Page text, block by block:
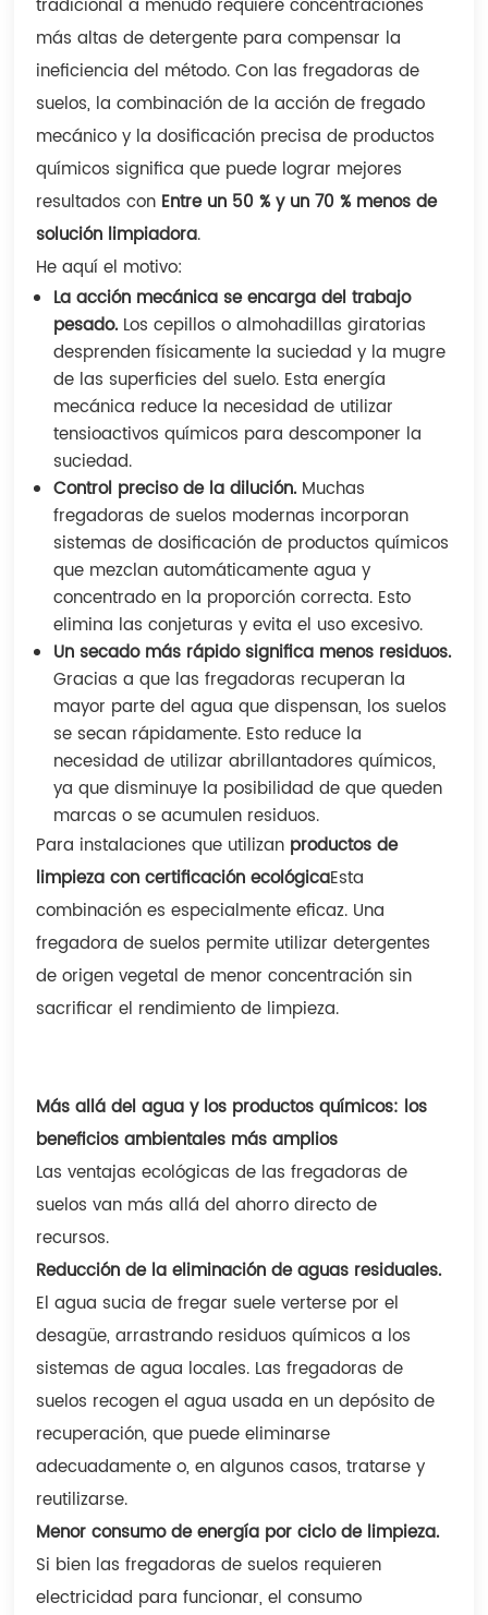
tradicional a menudo requiere concentraciones
más altas de detergente para compensar la
ineficiencia del método. Con las fregadoras de
suelos, la combinación de la acción de fregado
mecánico y la dosificación precisa de productos
químicos significa que puede lograr mejores
resultados con Entre un 50 % y un 70 % menos de
solución limpiadora.
He aquí el motivo:
La acción mecánica se encarga del trabajo
pesado.Los cepillos o almohadillas giratorias
desprenden físicamente la suciedad y la mugre
de las superficies del suelo. Esta energía
mecánica reduce la necesidad de utilizar
tensioactivos químicos para descomponer la
suciedad.
Control preciso de la dilución.Muchas
fregadoras de suelos modernas incorporan
sistemas de dosificación de productos químicos
que mezclan automáticamente agua y
concentrado en la proporción correcta. Esto
elimina las conjeturas y evita el uso excesivo.
Un secado más rápido significa menos residuos.
Gracias a que las fregadoras recuperan la
mayor parte del agua que dispensan, los suelos
se secan rápidamente. Esto reduce la
necesidad de utilizar abrillantadores químicos,
ya que disminuye la posibilidad de que queden
marcas o se acumulen residuos.
Para instalaciones que utilizan productos de
limpieza con certificación ecológicaEsta
combinación es especialmente eficaz. Una
fregadora de suelos permite utilizar detergentes
de origen vegetal de menor concentración sin
sacrificar el rendimiento de limpieza.
Más allá del agua y los productos químicos: los
beneficios ambientales más amplios
Las ventajas ecológicas de las fregadoras de
suelos van más allá del ahorro directo de
recursos.
Reducción de la eliminación de aguas residuales.
El agua sucia de fregar suele verterse por el
desagüe, arrastrando residuos químicos a los
sistemas de agua locales. Las fregadoras de
suelos recogen el agua usada en un depósito de
recuperación, que puede eliminarse
adecuadamente o, en algunos casos, tratarse y
reutilizarse.
Menor consumo de energía por ciclo de limpieza.
Si bien las fregadoras de suelos requieren
electricidad para funcionar, el consumo